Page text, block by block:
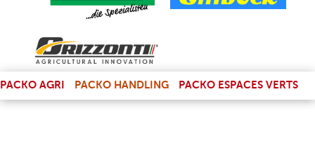
PACKO AGRI PACKO HANDLING PACKO ESPACES VERTS